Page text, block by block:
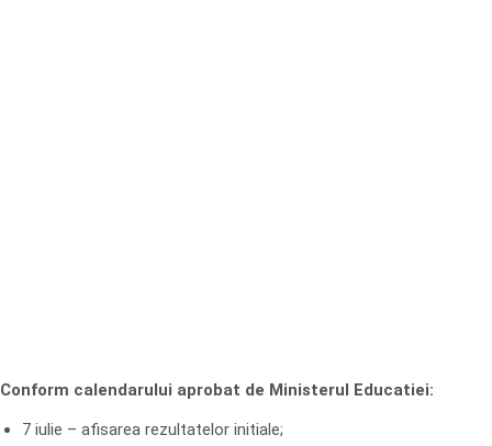
Conform calendarului aprobat de Ministerul Educatiei:
7 iulie – afisarea rezultatelor initiale;